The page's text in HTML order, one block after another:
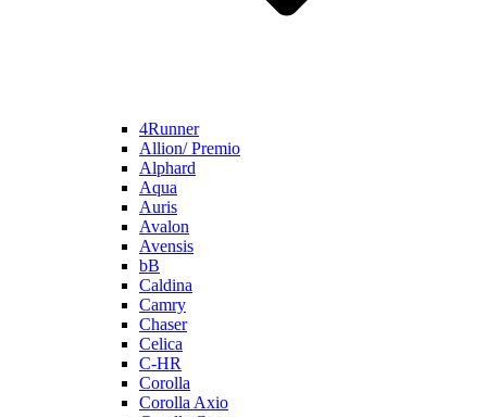
4Runner
Allion/ Premio
Alphard
Aqua
Auris
Avalon
Avensis
bB
Caldina
Camry
Chaser
Celica
C-HR
Corolla
Corolla Axio